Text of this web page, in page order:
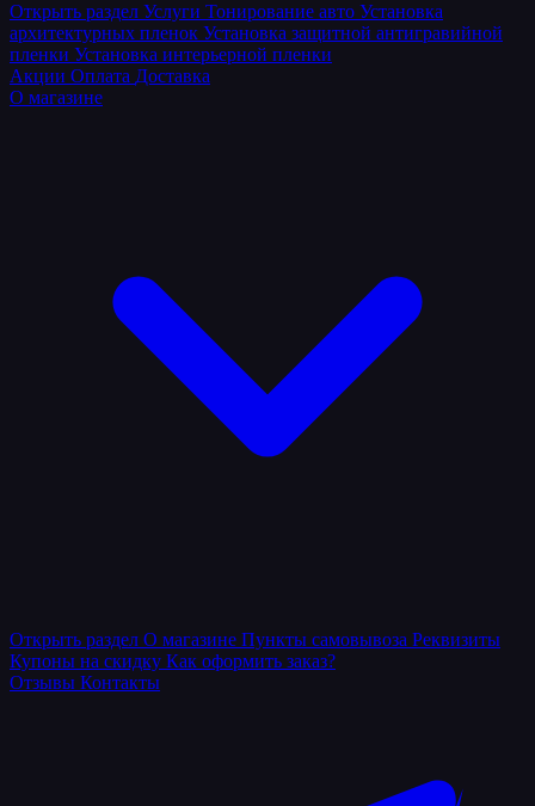
Открыть раздел Услуги Тонирование авто Установка
архитектурных пленок Установка защитной антигравийной
пленки Установка интерьерной пленки
Акции Оплата Доставка
О магазине
Открыть раздел О магазине Пункты самовывоза Реквизиты
Купоны на скидку Как оформить заказ?
Отзывы Контакты